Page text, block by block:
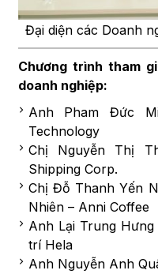
Đại diện các Doanh
Chương trình tham
doanh nghiệp:
Anh Pham Đức
Technology
Chị Nguyễn Thị
Shipping Corp.
Chị Đỗ Thanh Yến
Nhiên – Anni Coffee
Anh Lại Trung
trí Hela
Anh Nguyễn Anh